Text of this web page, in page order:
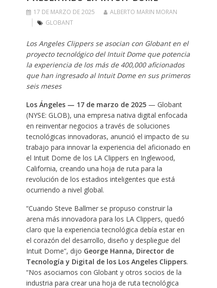
17 DE MARZO DE 2025
ALBERTO MARIN MORAN
GLOBANT
Los Angeles Clippers se asocian con Globant en el
proyecto tecnológico del Intuit Dome que potencia
la experiencia de los más de 400,000 aficionados
que han ingresado al Intuit Dome en sus primeros
seis meses
Los Ángeles — 17 de marzo de 2025— Globant
(NYSE: GLOB), una empresa nativa digital enfocada
en reinventar negocios a través de soluciones
tecnológicas innovadoras, anunció el impacto de su
trabajo para innovar la experiencia del aficionado en
el Intuit Dome de los LA Clippers en Inglewood,
California, creando una hoja de ruta para la
revolución de los estadios inteligentes que está
ocurriendo a nivel global.
“Cuando Steve Ballmer se propuso construir la
arena más innovadora para los LA Clippers, quedó
claro que la experiencia tecnológica debía estar en
el corazón del desarrollo, diseño y despliegue del
Intuit Dome”, dijo George Hanna, Director de
Tecnología y Digital de los Los Angeles Clippers.
“Nos asociamos con Globant y otros socios de la
industria para crear una hoja de ruta tecnológica